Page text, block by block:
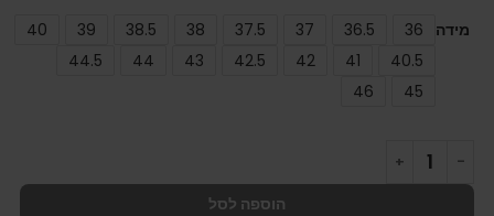
מידה 36
36.5
37
37.5
38
38.5
39
40
40.5
41
42
42.5
43
44
44.5
45
46
הוספה לסל